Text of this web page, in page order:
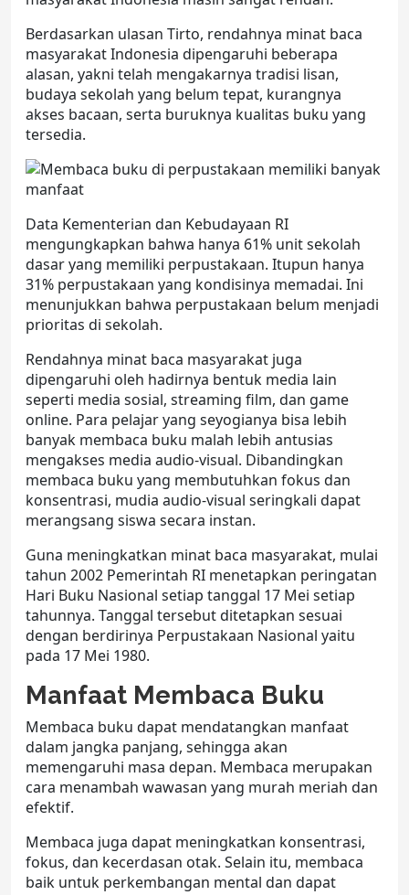
Berdasarkan ulasan Tirto, rendahnya minat baca
masyarakat Indonesia dipengaruhi beberapa
alasan, yakni telah mengakarnya tradisi lisan,
budaya sekolah yang belum tepat, kurangnya
akses bacaan, serta buruknya kualitas buku yang
tersedia.
Data Kementerian dan Kebudayaan RI
mengungkapkan bahwa hanya 61% unit sekolah
dasar yang memiliki perpustakaan. Itupun hanya
31% perpustakaan yang kondisinya memadai. Ini
menunjukkan bahwa perpustakaan belum menjadi
prioritas di sekolah.
Rendahnya minat baca masyarakat juga
dipengaruhi oleh hadirnya bentuk media lain
seperti media sosial, streaming film, dan game
online. Para pelajar yang seyogianya bisa lebih
banyak membaca buku malah lebih antusias
mengakses media audio-visual. Dibandingkan
membaca buku yang membutuhkan fokus dan
konsentrasi, mudia audio-visual seringkali dapat
merangsang siswa secara instan.
Guna meningkatkan minat baca masyarakat, mulai
tahun 2002 Pemerintah RI menetapkan peringatan
Hari Buku Nasional setiap tanggal 17 Mei setiap
tahunnya. Tanggal tersebut ditetapkan sesuai
dengan berdirinya Perpustakaan Nasional yaitu
pada 17 Mei 1980.
Manfaat Membaca Buku
Membaca buku dapat mendatangkan manfaat
dalam jangka panjang, sehingga akan
memengaruhi masa depan. Membaca merupakan
cara menambah wawasan yang murah meriah dan
efektif.
Membaca juga dapat meningkatkan konsentrasi,
fokus, dan kecerdasan otak. Selain itu, membaca
baik untuk perkembangan mental dan dapat